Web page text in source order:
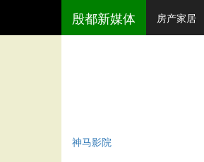
殷都新媒体 房产家居
神马影院